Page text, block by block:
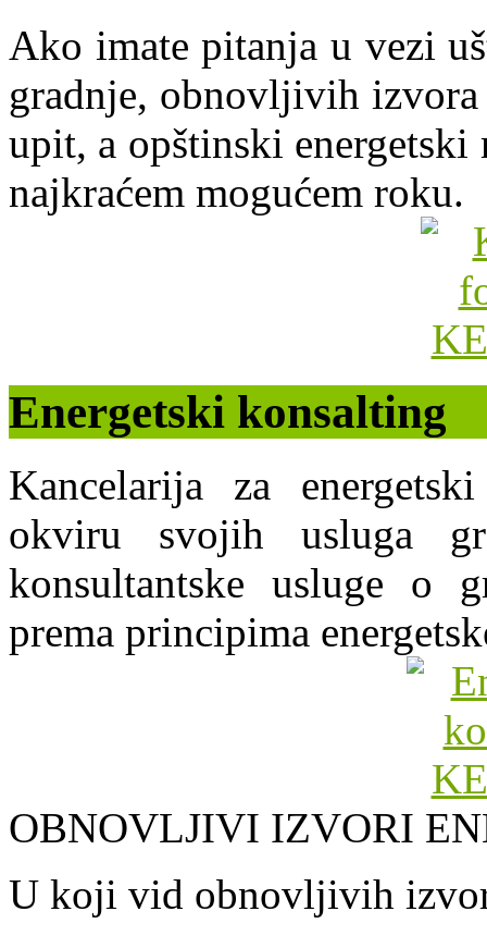
Ako imate pitanja u vezi
gradnje, obnovljivih izvora
upit, a opštinski energetski
najkraćem mogućem roku.
Energetski konsalting
Kancelarija za
okviru svojih usluga
konsultantske usluge o
prema principima
OBNOVLJIVI IZVORI
U koji vid obnovljivih